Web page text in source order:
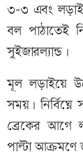
৩-৩ এবং লড়াই
বল পাঠাতেই
সুইজারল্যান্ড।
মূল লড়াইয়ে
সময়।
ব্রেকের আগে
পাল্টা